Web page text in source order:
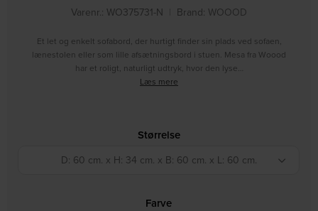
Varenr.: WO375731-N Brand: WOOOD
Et let og enkelt sofabord, der hurtigt finder sin plads ved sofaen,
lænestolen eller som lille afsætningsbord i stuen. Mesa fra Woood
har et roligt, naturligt udtryk, hvor den lyse…
Læs mere
Størrelse
D: 60 cm. x H: 34 cm. x B: 60 cm. x L: 60 cm.
Farve